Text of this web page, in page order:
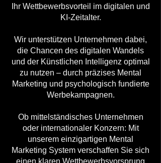
Ihr Wettbewerbsvorteil im digitalen und
KI-Zeitalter.
Wir unterstützen Unternehmen dabei,
die Chancen des digitalen Wandels
und der Künstlichen Intelligenz optimal
zu nutzen – durch präzises Mental
Marketing und psychologisch fundierte
Werbekampagnen.
Ob mittelständisches Unternehmen
oder internationaler Konzern: Mit
unserem einzigartigen Mental
Marketing System verschaffen Sie sich
einen klaren Wettbewerbsvorsprung